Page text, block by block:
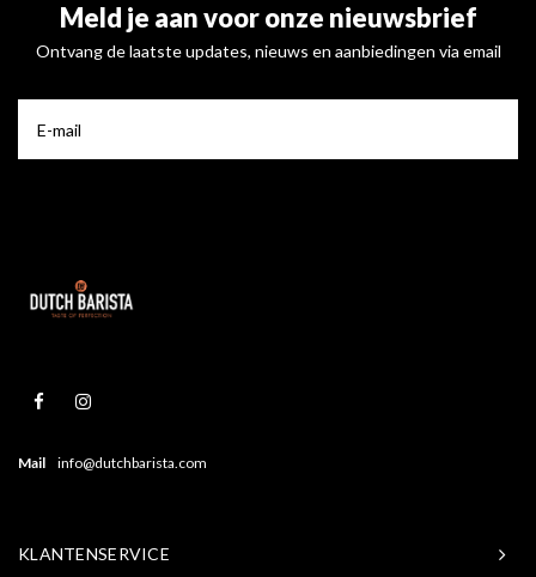
Meld je aan voor onze nieuwsbrief
Ontvang de laatste updates, nieuws en aanbiedingen via email
Mail info@dutchbarista.com
KLANTENSERVICE